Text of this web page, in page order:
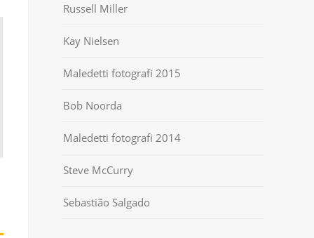
Russell Miller
Kay Nielsen
Maledetti fotografi 2015
Bob Noorda
Maledetti fotografi 2014
Steve McCurry
Sebastião Salgado